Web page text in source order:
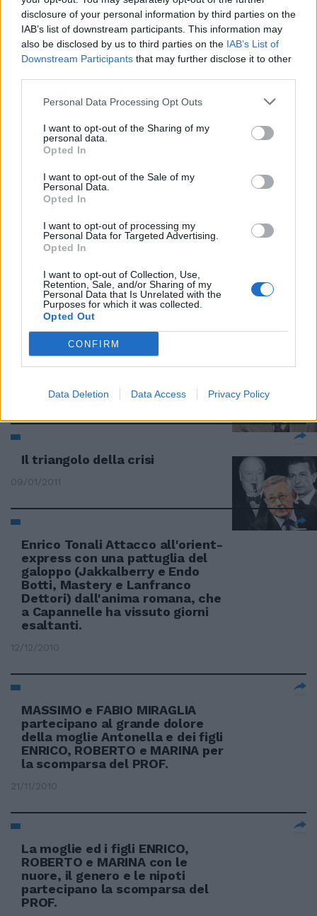
disclosure of your personal information by third parties on the
IAB’s list of downstream participants. This information may
also be disclosed by us to third parties on the IAB’s List of
Downstream Participants that may further disclose it to other
Personal Data Processing Opt Outs
I want to opt-out of the Sharing of my
personal data.
Opted In
I want to opt-out of the Sale of my
Personal Data.
Opted In
I want to opt-out of processing my
Personal Data for Targeted Advertising.
Opted In
I want to opt-out of Collection, Use,
Retention, Sale, and/or Sharing of my
Personal Data that Is Unrelated with the
Purposes for which it was collected.
Opted Out
CONFIRM
Data Deletion Data Access Privacy Policy
Enrico Tonali Nel suo ufficio - in
un palazzo primo Novecento a
Via Cicerone 34 - è incorniciato
un manifesto dei Giochi Olimpici
di Roma 1960.
17/04/2011
Tevere rischia di diventare una
baraccopoli.
Più soldi a Comuni e famiglie
23/01/2011
Quella "profezia" superballa di
09/01/2011
Il triangolo della crisi
09/01/2011
Enrico Tonali Attacco all'orient-
express con una pattuglia del
galoppo (Jakkalberry e Endo
Botti, Mastery e Lanfranco
Dettori) dall'anima romana, che
a Capannelle ha vissuto giorni
esaltanti.
12/12/2010
MASSIMO e FABIO MIRAGLIA
partecipano al grande dolore
della moglie Antonella e dei figli
ENRICO, ROBERTO e MARINA per
la scomparsa del PROF.
21/11/2010
La moglie ed i figli ENRICO,
ROBERTO e MARINA con le
nuore, il genero e le nipoti
partecipano la scomparsa del
PROF.